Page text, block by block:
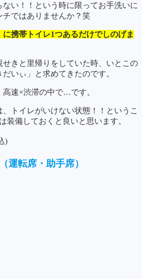
い！！という時に限ってお手洗いに
ではありませんか？笑
携帯トイレ1つあるだけでしのげま
せきと里帰りをしていた時、いとこの
いぃ」と求めてきたのです。
速×渋滞の中で…です。
トイレがいけない状態！！というこ
装備しておくと良いと思います。
)
運転席・助手席）